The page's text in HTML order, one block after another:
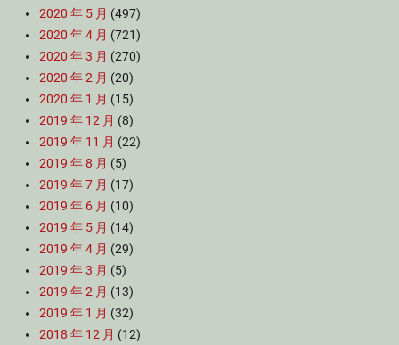
2020 年 5 月 (497)
2020 年 4 月 (721)
2020 年 3 月 (270)
2020 年 2 月 (20)
2020 年 1 月 (15)
2019 年 12 月 (8)
2019 年 11 月 (22)
2019 年 8 月 (5)
2019 年 7 月 (17)
2019 年 6 月 (10)
2019 年 5 月 (14)
2019 年 4 月 (29)
2019 年 3 月 (5)
2019 年 2 月 (13)
2019 年 1 月 (32)
2018 年 12 月 (12)